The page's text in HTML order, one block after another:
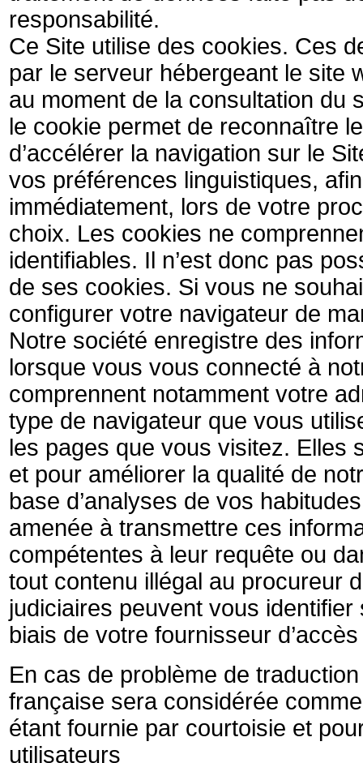
responsabilité.
Ce Site utilise des cookies. Ces
par le serveur hébergeant le site
au moment de la consultation du
le cookie permet de reconnaître
d’accélérer la navigation sur le
vos préférences linguistiques,
immédiatement, lors de votre
choix. Les cookies ne
identifiables. Il n’est donc pas
de ses cookies. Si vous ne
configurer votre navigateur de
Notre société enregistre des
lorsque vous vous connecté à
comprennent notamment votre
type de navigateur que vous
les pages que vous visitez. Elles
et pour améliorer la qualité de
base d’analyses de vos
amenée à transmettre ces
compétentes à leur requête ou
tout contenu illégal au procureur
judiciaires peuvent vous
biais de votre fournisseur
En cas de problème de
française sera considérée
étant fournie par courtoisie et
utilisateurs